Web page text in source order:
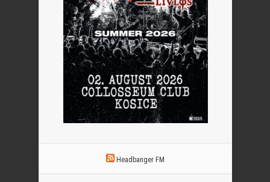
Headbanger FM